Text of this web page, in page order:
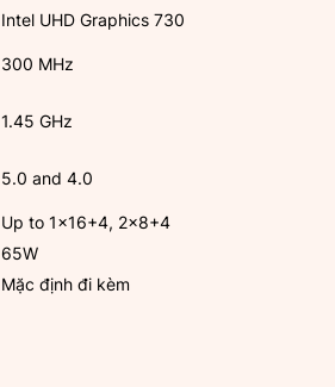
Intel UHD Graphics 730
300 MHz
1.45 GHz
5.0 and 4.0
Up to 1×16+4, 2×8+4
65W
Mặc định đi kèm